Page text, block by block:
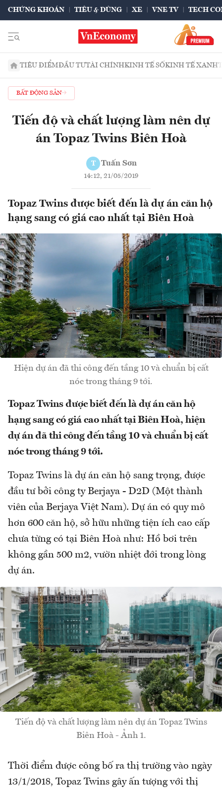
CHỨNG KHOÁN TIÊU & DÙNG XE VNE TV TECH
TIÊU ĐIỂMĐẦU TƯTÀI CHÍNHKINH TẾ SỐKINH TẾ XANH
BẤT ĐỘNG SẢN
Tiến độ và chất lượng làm nên dự
án Topaz Twins Biên Hoà
T Tuấn Sơn
14:12, 21/05/2019
Topaz Twins được biết đến là dự án căn hộ
hạng sang có giá cao nhất tại Biên Hoà
Hiện dự án đã thi công đến tầng 10 và chuẩn bị cất
nóc trong tháng 9 tới.
Topaz Twins được biết đến là dự án căn hộ
hạng sang có giá cao nhất tại Biên Hoà, hiện
dự án đã thi công đến tầng 10 và chuẩn bị cất
nóc trong tháng 9 tới.
Topaz Twins là dự án căn hộ sang trọng, được
đầu tư bởi công ty Berjaya - D2D (Một thành
viên của Berjaya Việt Nam). Dự án có quy mô
hơn 600 căn hộ, sở hữu những tiện ích cao cấp
chưa từng có tại Biên Hoà như: Hồ bơi trên
không gần 500 m2, vườn nhiệt đới trong lòng
dự án.
Tiến độ và chất lượng làm nên dự án Topaz Twins
Biên Hoà - Ảnh 1.
Thời điểm được công bố ra thị trường vào ngày
13/1/2018, Topaz Twins gây ấn tượng với thị